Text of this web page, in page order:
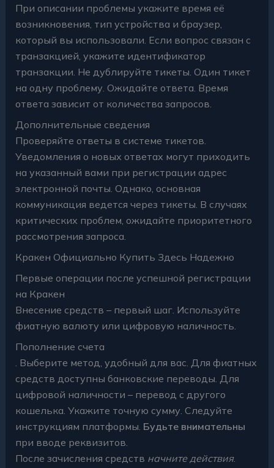
При описании проблемы укажите время её
возникновения, тип устройства и браузер,
который вы использовали. Если вопрос связан с
транзакцией, укажите идентификатор
транзакции. Не дублируйте тикеты. Один тикет
на одну проблему. Ожидайте ответа. Время
ответа зависит от количества запросов.
Дополнительные сведения
Проверяйте ответы в системе тикетов.
Уведомления о новых ответах могут приходить
на указанный вами при регистрации адрес
электронной почты. Однако, основная
коммуникация ведется через тикеты. В случаях
критических проблем, ожидайте приоритетного
рассмотрения запроса.
Кракен Официально Купить Здесь Надежно
Первые операции после успешной регистрации
на Кракен
Внесение средств – первый шаг. Используйте
фиатную валюту или цифровую наличность.
Пополнение счета
. Выберите метод, удобный для вас. Для фиатных
средств доступны банковские переводы. Для
цифровой наличности – перевод с другого
кошелька. Укажите точную сумму. Следуйте
инструкциям платформы. Будьте внимательны
при вводе реквизитов.
После зачисления средств начните действия.